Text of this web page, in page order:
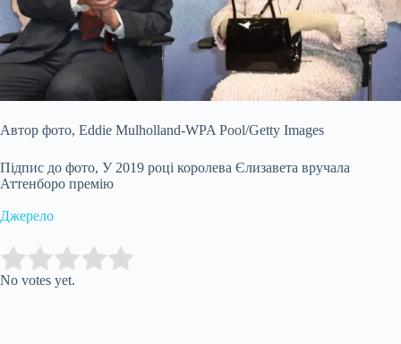
Автор фото, Eddie Mulholland-WPA Pool/Getty Images
Підпис до фото, У 2019 році королева Єлизавета вручала
Аттенборо премію
Джерело
Rate this item:
No votes yet.